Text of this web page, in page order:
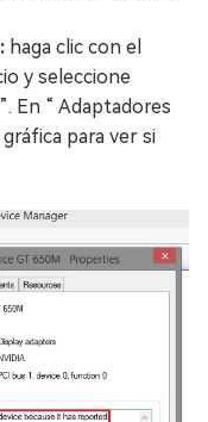
haga clic con el
y seleccione
En “ Adaptadores
para ver si